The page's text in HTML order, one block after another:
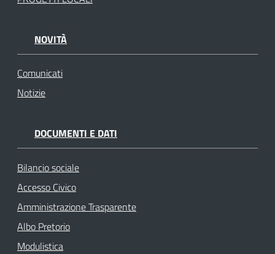
NOVITÀ
Comunicati
Notizie
DOCUMENTI E DATI
Bilancio sociale
Accesso Civico
Amministrazione Trasparente
Albo Pretorio
Modulistica